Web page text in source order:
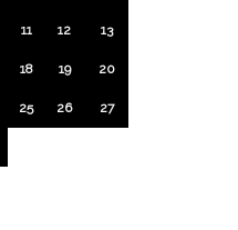
11 12 13
18 19 20
25 26 27